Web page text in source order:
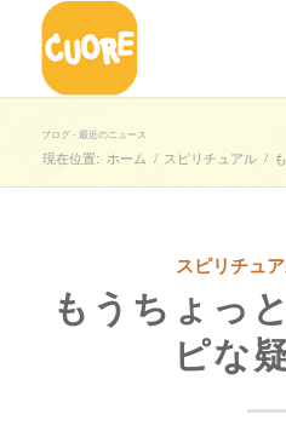
ブログ - 最近のニュース
現在位置: ホーム / スピリチュアル /
スピリチュ
もうちょっ
ピな